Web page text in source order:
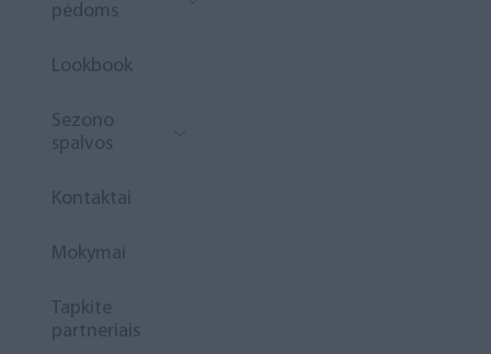
pėdoms
Lookbook
Sezono
spalvos
Kontaktai
Mokymai
Tapkite
partneriais